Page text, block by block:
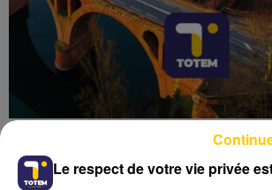
Le respect de votre vie privée